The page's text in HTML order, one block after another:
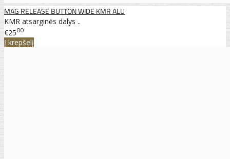
MAG RELEASE BUTTON WIDE KMR ALU
KMR atsarginės dalys ..
€2500
Į krepšelį